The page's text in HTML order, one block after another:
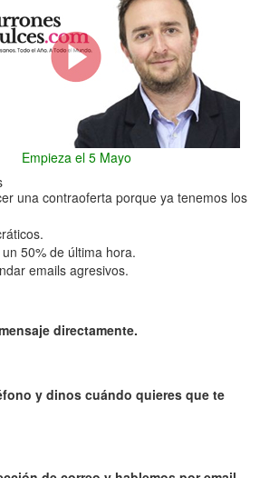
Empieza el 5 Mayo
una contraoferta porque ya tenemos los
50% de última hora.
emails agresivos.
directamente.
y dinos cuándo quieres que te